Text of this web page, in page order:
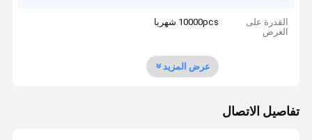
القدرة على
العرض
10000pcs شهريا
عرض المزيد
تفاصيل الاتصال